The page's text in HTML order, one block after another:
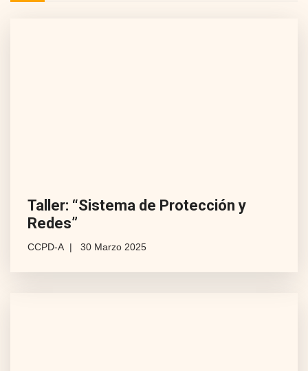
Taller: “Sistema de Protección y
Redes”
CCPD-A 30 Marzo 2025